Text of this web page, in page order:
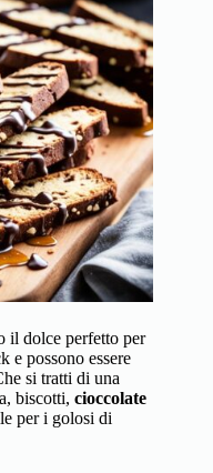
il dolce perfetto per
e possono essere
si tratti di una
biscotti, cioccolate
per i golosi di